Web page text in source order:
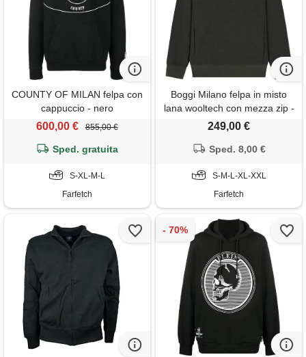
COUNTY OF MILAN felpa con
cappuccio - nero
600,00 € 855,00 €
Sped. gratuita
S-XL-M-L
Farfetch
Boggi Milano felpa in misto
lana wooltech con mezza zip -
verde
249,00 €
Sped. 8,00 €
S-M-L-XL-XXL
Farfetch